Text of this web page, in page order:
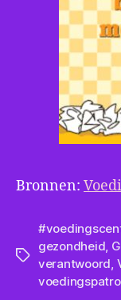
Bronnen:
Tags
gezondheid,
verantwoord,